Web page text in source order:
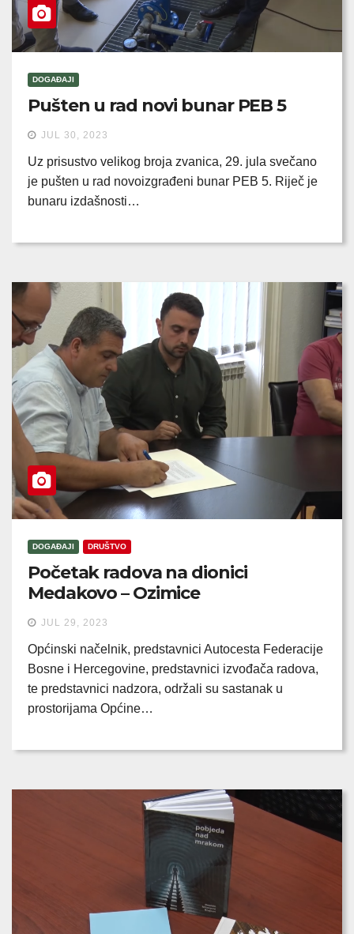
DOGAĐAJI
Pušten u rad novi bunar PEB 5
JUL 30, 2023
Uz prisustvo velikog broja zvanica, 29. jula svečano
je pušten u rad novoizgrađeni bunar PEB 5. Riječ je
bunaru izdašnosti…
DOGAĐAJI DRUŠTVO
Početak radova na dionici
Medakovo – Ozimice
JUL 29, 2023
Općinski načelnik, predstavnici Autocesta Federacije
Bosne i Hercegovine, predstavnici izvođača radova,
te predstavnici nadzora, održali su sastanak u
prostorijama Općine…